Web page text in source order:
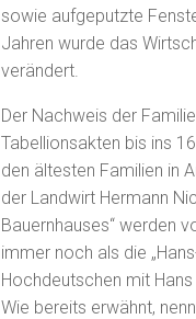
sowie aufgeputzte
Jahren wurde das
verändert.
Der Nachweis der
Tabellionsakten bis ins
den ältesten Familien in
der Landwirt Hermann
Bauernhauses“ werden
immer noch als die
Hochdeutschen mit
Wie bereits erwähnt,